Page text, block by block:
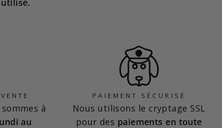
à
au
PAIEMENT SÉCURISÉ
Nous utilisons le cryptage SSL
pour des paiements en toute